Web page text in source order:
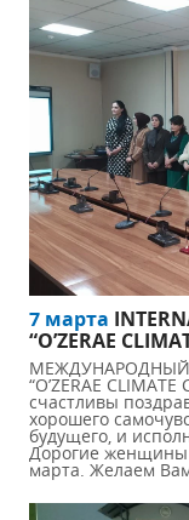
7 марта
“O’ZERAE
“O’ZERAE
счастливы
хорошего
будущего, и
Дорогие женщины
марта. Желаем